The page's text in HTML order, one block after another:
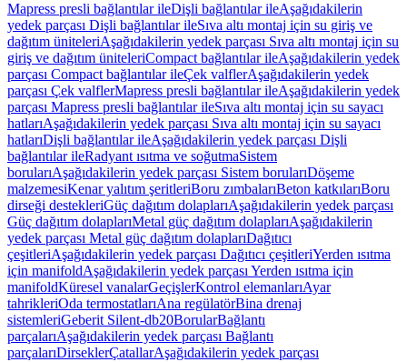
Mapress presli bağlantılar ileDişli bağlantılar ileAşağıdakilerin
yedek parçası Dişli bağlantılar ileSıva altı montaj için su giriş ve
dağıtım üniteleriAşağıdakilerin yedek parçası Sıva altı montaj için su
giriş ve dağıtım üniteleriCompact bağlantılar ileAşağıdakilerin yedek
parçası Compact bağlantılar ileÇek valflerAşağıdakilerin yedek
parçası Çek valflerMapress presli bağlantılar ileAşağıdakilerin yedek
parçası Mapress presli bağlantılar ileSıva altı montaj için su sayacı
hatlarıAşağıdakilerin yedek parçası Sıva altı montaj için su sayacı
hatlarıDişli bağlantılar ileAşağıdakilerin yedek parçası Dişli
bağlantılar ileRadyant ısıtma ve soğutmaSistem
borularıAşağıdakilerin yedek parçası Sistem borularıDöşeme
malzemesiKenar yalıtım şeritleriBoru zımbalarıBeton katkılarıBoru
dirseği destekleriGüç dağıtım dolaplarıAşağıdakilerin yedek parçası
Güç dağıtım dolaplarıMetal güç dağıtım dolaplarıAşağıdakilerin
yedek parçası Metal güç dağıtım dolaplarıDağıtıcı
çeşitleriAşağıdakilerin yedek parçası Dağıtıcı çeşitleriYerden ısıtma
için manifoldAşağıdakilerin yedek parçası Yerden ısıtma için
manifoldKüresel vanalarGeçişlerKontrol elemanlarıAyar
tahrikleriOda termostatlarıAna regülatörBina drenaj
sistemleriGeberit Silent-db20BorularBağlantı
parçalarıAşağıdakilerin yedek parçası Bağlantı
parçalarıDirseklerÇatallarAşağıdakilerin yedek parçası